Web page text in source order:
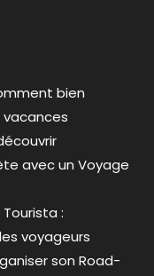
bien
avec un Voyage
:
voyageurs
son Road-